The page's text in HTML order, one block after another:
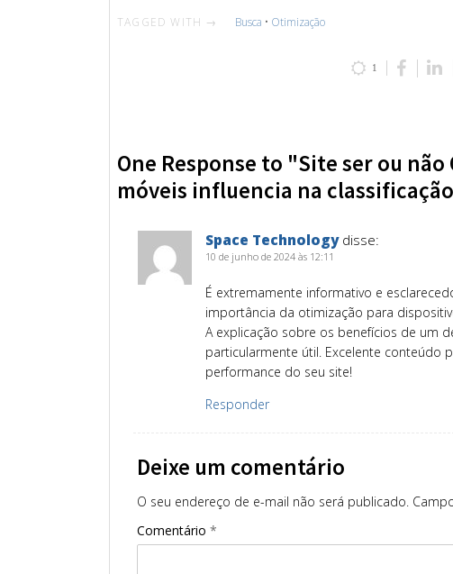
TAGGED WITH → Busca • Otimização
1
One Response to "Site ser ou
móveis influencia na
Space Technology disse:
10 de junho de 2024 às 12:11
É extremamente informativo e
importância da otimização para
A explicação sobre os benefícios de um
particularmente útil. Excelente conteúdo
performance do seu site!
Responder
Deixe um comentário
O seu endereço de e-mail não será publicado.
Comentário *